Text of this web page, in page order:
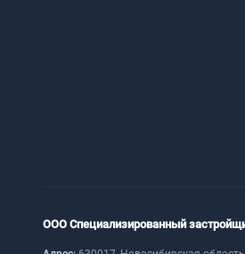
ООО Специализированный